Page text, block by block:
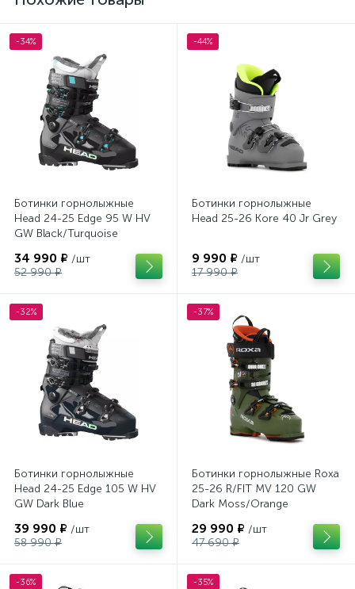
-34%
Ботинки горнолыжные
Head 24-25 Edge 95 W HV
GW Black/Turquoise
34 990 ₽ /шт
52 990 ₽
-44%
Ботинки горнолыжные
Head 25-26 Kore 40 Jr Grey
9 990 ₽ /шт
17 990 ₽
-32%
Ботинки горнолыжные
Head 24-25 Edge 105 W HV
GW Dark Blue
39 990 ₽ /шт
58 990 ₽
-37%
Ботинки горнолыжные Roxa
25-26 R/FIT MV 120 GW
Dark Moss/Orange
29 990 ₽ /шт
47 690 ₽
-36% -35%